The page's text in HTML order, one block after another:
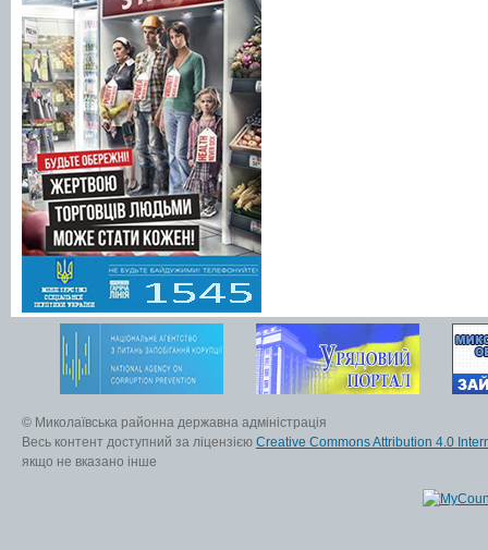
© Миколаївська районна державна адміністрація
Весь контент доступний за ліцензією Creative Commons Attribution 4.0
якщо не вказано інше